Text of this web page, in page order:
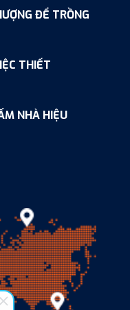
ĐỂ TRỒNG
THIẾT
NHÀ HIỆU